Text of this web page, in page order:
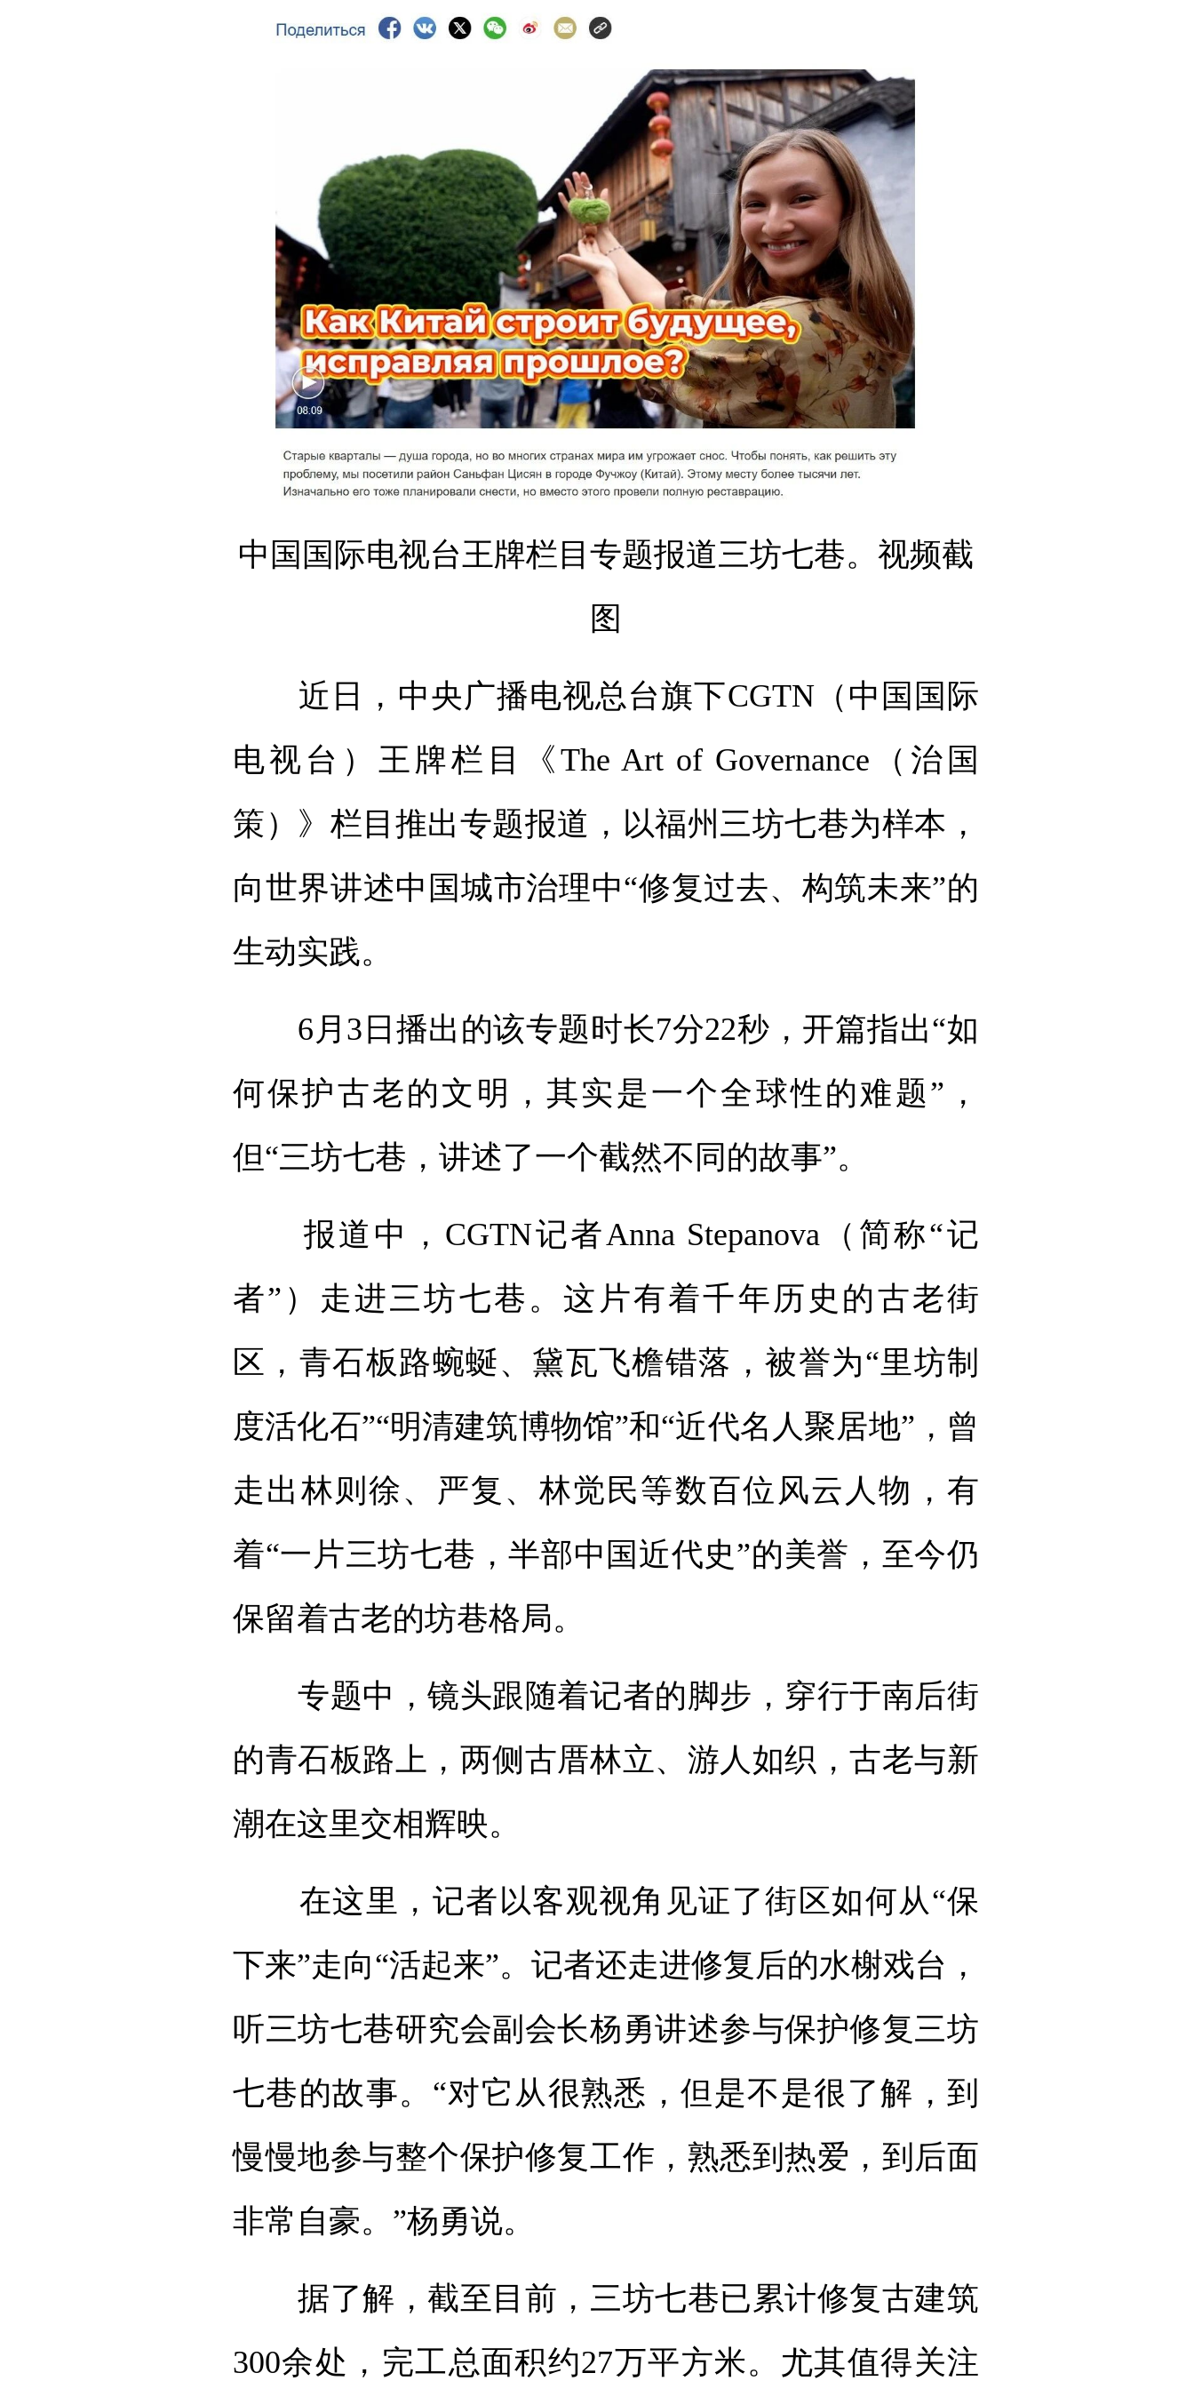
中国国际电视台王牌栏目专题报道三坊七巷。视频截
图
近日，中央广播电视总台旗下CGTN（中国国际
电视台）王牌栏目《The Art of Governance（治国
策）》栏目推出专题报道，以福州三坊七巷为样本，
向世界讲述中国城市治理中“修复过去、构筑未来”的
生动实践。
6月3日播出的该专题时长7分22秒，开篇指出“如
何保护古老的文明，其实是一个全球性的难题”，
但“三坊七巷，讲述了一个截然不同的故事”。
报道中，CGTN记者Anna Stepanova（简称“记
者”）走进三坊七巷。这片有着千年历史的古老街
区，青石板路蜿蜒、黛瓦飞檐错落，被誉为“里坊制
度活化石”“明清建筑博物馆”和“近代名人聚居地”，曾
走出林则徐、严复、林觉民等数百位风云人物，有
着“一片三坊七巷，半部中国近代史”的美誉，至今仍
保留着古老的坊巷格局。
专题中，镜头跟随着记者的脚步，穿行于南后街
的青石板路上，两侧古厝林立、游人如织，古老与新
潮在这里交相辉映。
在这里，记者以客观视角见证了街区如何从“保
下来”走向“活起来”。记者还走进修复后的水榭戏台，
听三坊七巷研究会副会长杨勇讲述参与保护修复三坊
七巷的故事。“对它从很熟悉，但是不是很了解，到
慢慢地参与整个保护修复工作，熟悉到热爱，到后面
非常自豪。”杨勇说。
据了解，截至目前，三坊七巷已累计修复古建筑
300余处，完工总面积约27万平方米。尤其值得关注